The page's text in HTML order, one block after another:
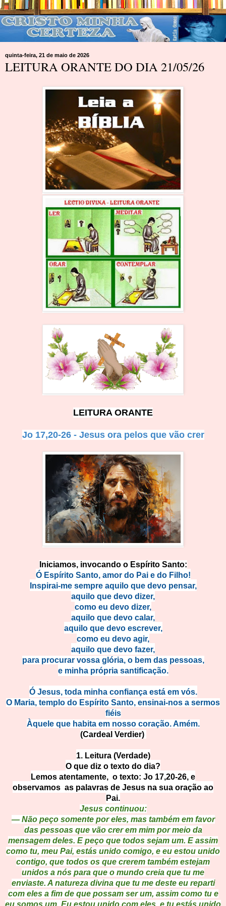
quinta-feira, 21 de maio de 2026
LEITURA ORANTE DO DIA 21/05/26
LEITURA ORANTE
Jo 17,20-26 - Jesus ora pelos que vão crer
Iniciamos, invocando o Espírito Santo:
Ó Espírito Santo, amor do Pai e do Filho!
Inspirai-me sempre aquilo que devo pensar,
aquilo que devo dizer,
como eu devo dizer,
aquilo que devo calar,
aquilo que devo escrever,
como eu devo agir,
aquilo que devo fazer,
para procurar vossa glória, o bem das pessoas,
e minha própria santificação.
Ó Jesus, toda minha confiança está em vós.
O Maria, templo do Espírito Santo, ensinai-nos a sermos
fiéis
Àquele que habita em nosso coração.Amém.
(Cardeal Verdier)
1. Leitura (Verdade)
O que diz o texto do dia?
Lemos atentamente, o texto: Jo 17,20-26, e
observamos as palavras de Jesus na sua oração ao
Pai.
Jesus continuou:
— Não peço somente por eles, mas também em favor
das pessoas que vão crer em mim por meio da
mensagem deles. E peço que todos sejam um. E assim
como tu, meu Pai, estás unido comigo, e eu estou unido
contigo, que todos os que crerem também estejam
unidos a nós para que o mundo creia que tu me
enviaste. A natureza divina que tu me deste eu reparti
com eles a fim de que possam ser um, assim como tu e